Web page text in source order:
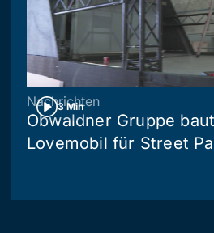
3 Min
Nachrichten
Obwaldner Gruppe baut
Lovemobil für Street